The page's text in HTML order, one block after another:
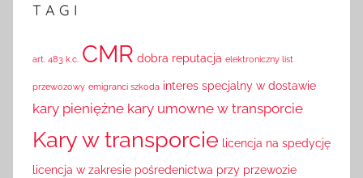
T A G I
art. 483 k.c. CMR dobra reputacja elektroniczny list
przewozowy emigranci szkoda interes specjalny w dostawie
kary pieniężne kary umowne w transporcie
Kary w transporcie licencja na spedycję
licencja w zakresie pośredenictwa przy przewozie